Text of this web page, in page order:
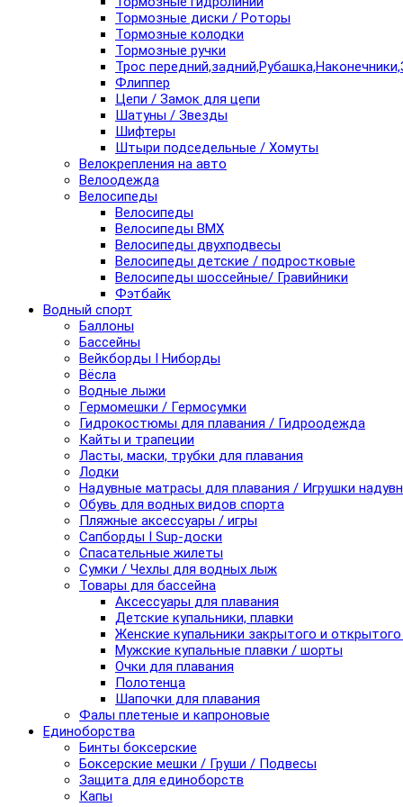
Тормозные диски / Роторы
Тормозные колодки
Тормозные ручки
Трос
Флиппер
Цепи / Замок для цепи
Шатуны / Звезды
Шифтеры
Штыри подседельные / Хомуты
Велокрепления на авто
Велоодежда
Велосипеды
Велосипеды
Велосипеды BMX
Велосипеды двухподвесы
Велосипеды детские / подростковые
Велосипеды шоссейные/ Гравийники
Фэтбайк
Водный спорт
Баллоны
Бассейны
Вейкборды I Ниборды
Вёсла
Водные лыжи
Гермомешки / Гермосумки
Гидрокостюмы для плавания / Гидроодежда
Кайты и трапеции
Ласты, маски, трубки для плавания
Лодки
Надувные матрасы для плавания / Игрушки
Обувь для водных видов спорта
Пляжные аксессуары / игры
Сапборды I Sup-доски
Спасательные жилеты
Сумки / Чехлы для водных лыж
Товары для бассейна
Аксессуары для плавания
Детские купальники, плавки
Женские купальники закрытого и
Мужские купальные плавки / шорты
Очки для плавания
Полотенца
Шапочки для плавания
Фалы плетеные и капроновые
Единоборства
Бинты боксерские
Боксерские мешки / Груши / Подвесы
Защита для единоборств
Капы